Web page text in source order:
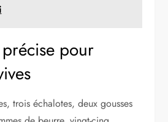
pour
trois échalotes, deux gousses